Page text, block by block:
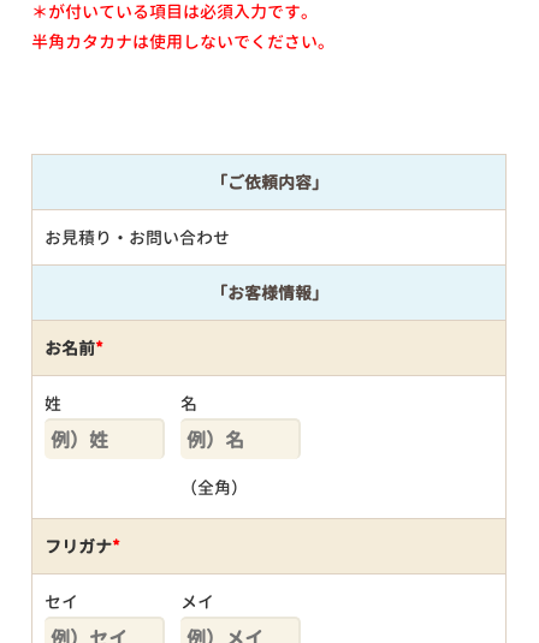
＊が付いている項目は必須入力です。
半角カタカナは使用しないでください。
「ご依頼内容」
お見積り・お問い合わせ
「お客様情報」
お名前*
姓 名
（全角）
フリガナ*
セイ メイ